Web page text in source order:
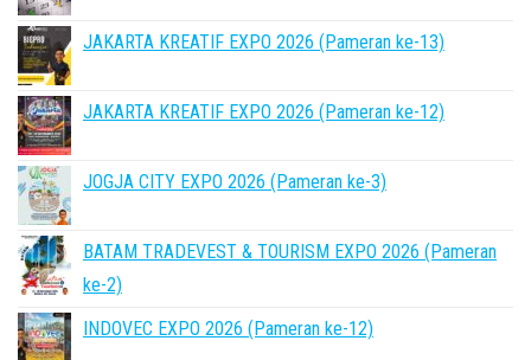
JAKARTA KREATIF EXPO 2026 (Pameran ke-13)
JAKARTA KREATIF EXPO 2026 (Pameran ke-12)
JOGJA CITY EXPO 2026 (Pameran ke-3)
BATAM TRADEVEST & TOURISM EXPO 2026 (Pameran
ke-2)
INDOVEC EXPO 2026 (Pameran ke-12)